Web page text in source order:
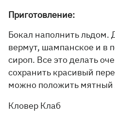
Приготовление:
Бокал наполнить льдом.
вермут, шампанское и в
сироп. Все это делать
сохранить красивый
можно положить мятный
Кловер Клаб